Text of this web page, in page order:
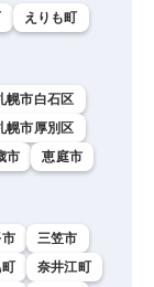
えりも町
幌市白石区
幌市厚別区
市
恵庭市
三笠市
奈井江町